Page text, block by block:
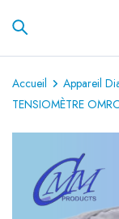
Accueil Appareil
TENSIOMÈTRE